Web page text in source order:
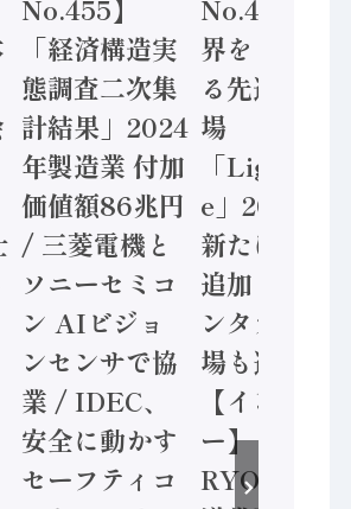
No.455】
「経済構造実
態調査二次集
計結果」2024
年製造業 付加
価値額86兆円
/ 三菱電機と
ソニーセミコ
ン AIビジョ
ンセンサで協
業 / IDEC、
安全に動かす
セーフティコ
No.454】世
界をリードす
る先進的な工
場
「Lighthous
e」2026年は
新たに16工場
追加 日立ヴァ
ンタラ米国工
場も選出/
【インタビュ
ー】
RYODEN 八